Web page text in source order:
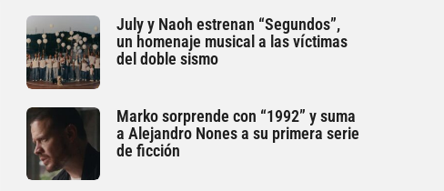
July y Naoh estrenan “Segundos”,
un homenaje musical a las víctimas
del doble sismo
Marko sorprende con “1992” y suma
a Alejandro Nones a su primera serie
de ficción